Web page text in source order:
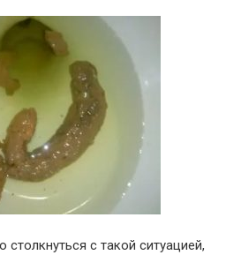
с такой ситуацией,